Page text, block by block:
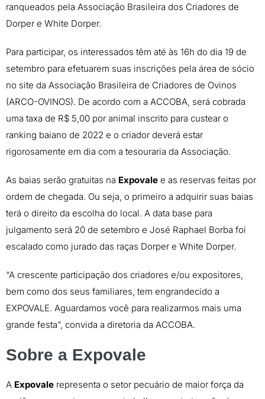
ranqueados pela Associação Brasileira dos Criadores de
Dorper e White Dorper.
Para participar, os interessados têm até às 16h do dia 19 de
setembro para efetuarem suas inscrições pela área de sócio
no site da Associação Brasileira de Criadores de Ovinos
(ARCO-OVINOS). De acordo com a ACCOBA, será cobrada
uma taxa de R$ 5,00 por animal inscrito para custear o
ranking baiano de 2022 e o criador deverá estar
rigorosamente em dia com a tesouraria da Associação.
As baias serão gratuitas na Expovale e as reservas feitas por
ordem de chegada. Ou seja, o primeiro a adquirir suas baias
terá o direito da escolha do local. A data base para
julgamento será 20 de setembro e José Raphael Borba foi
escalado como jurado das raças Dorper e White Dorper.
“A crescente participação dos criadores e/ou expositores,
bem como dos seus familiares, tem engrandecido a
EXPOVALE. Aguardamos você para realizarmos mais uma
grande festa”, convida a diretoria da ACCOBA.
Sobre a Expovale
A Expovale representa o setor pecuário de maior força da